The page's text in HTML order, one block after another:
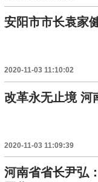
安阳市市长袁家
2020-11-03 11:10:02
改革永无止境 河
2020-11-03 11:09:39
河南省省长尹弘